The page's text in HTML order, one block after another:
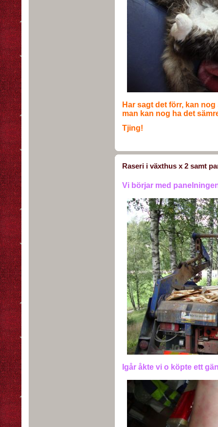
Har sagt det förr, kan
man kan nog ha det
Tjing!
Raseri i växthus x 2 samt
Vi börjar med
Igår åkte vi o köpte ett